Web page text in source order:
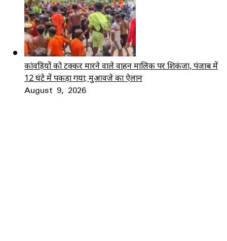
कांवड़ियों को टक्कर मारने वाले वाहन मालिक पर शिकंजा, पंजाब में
12 घंटे में पकड़ा गया; मुआवजे का ऐलान
August 9, 2026